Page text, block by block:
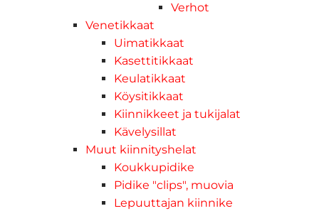
Verhot
Venetikkaat
Uimatikkaat
Kasettitikkaat
Keulatikkaat
Köysitikkaat
Kiinnikkeet ja tukijalat
Kävelysillat
Muut kiinnityshelat
Koukkupidike
Pidike "clips", muovia
Lepuuttajan kiinnike